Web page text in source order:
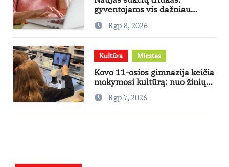
gyventojams vis dažniau
skambina per „Viber“
Rgp 8, 2026
Kultūra Miestas
Kovo 11-osios gimnazija keičia
mokymosi kultūrą: nuo žinių
kaupimo – prie jų supratimo ir
taikymo
Rgp 7, 2026